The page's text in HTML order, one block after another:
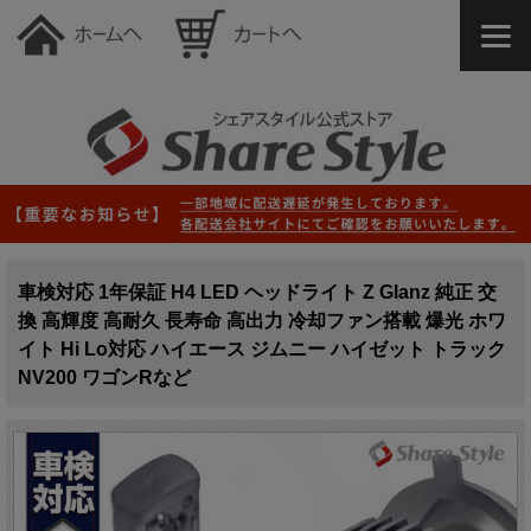
車検対応 1年保証 H4 LED ヘッドライト Z Glanz 純正 交
換 高輝度 高耐久 長寿命 高出力 冷却ファン搭載 爆光 ホワ
イト Hi Lo対応 ハイエース ジムニー ハイゼット トラック
NV200 ワゴンRなど